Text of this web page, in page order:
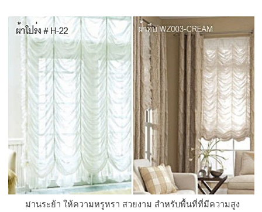
ม่านระย้า ให้ความหรูหรา สวยงาม สำหรับพื้นที่ที่มีความสูง